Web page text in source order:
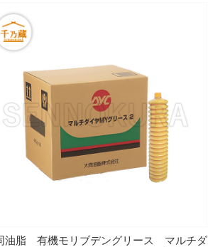
油脂 有機モリブデングリース マルチダ